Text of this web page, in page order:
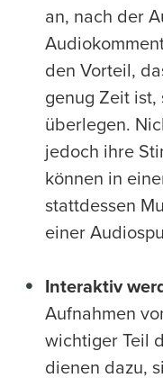
an, nach der
den Vorteil,
genug Zeit ist,
überlegen.
jedoch ihre
können in
stattdessen
einer
Interaktiv
Aufnahmen
wichtiger Teil
dienen dazu,